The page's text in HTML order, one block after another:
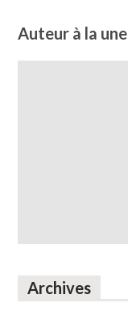
Auteur à la une
Archives